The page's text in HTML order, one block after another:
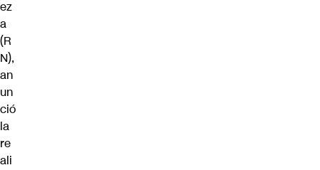
ez
a
(R
N),
an
un
ció
la
re
ali